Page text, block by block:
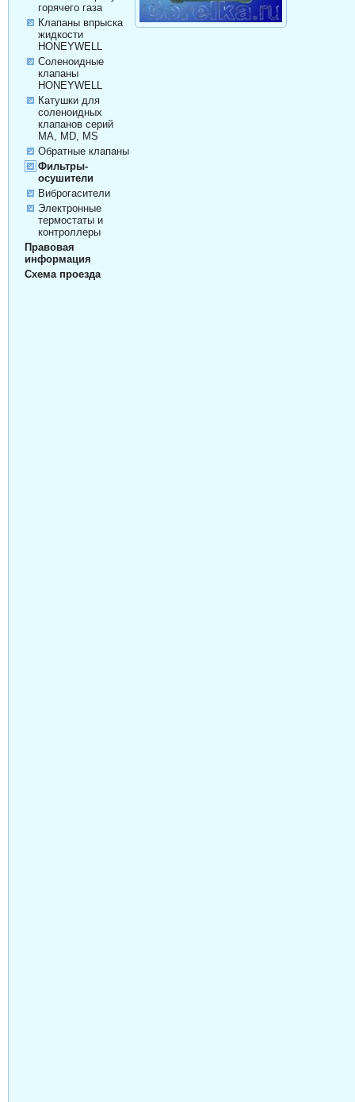
горячего газа
Клапаны впрыска
жидкости
HONEYWELL
Соленоидные
клапаны
HONEYWELL
Катушки для
соленоидных
клапанов серий
MA, MD, MS
Обратные клапаны
Фильтры-
осушители
Виброгасители
Электронные
термостаты и
контроллеры
Правовая
информация
Схема проезда